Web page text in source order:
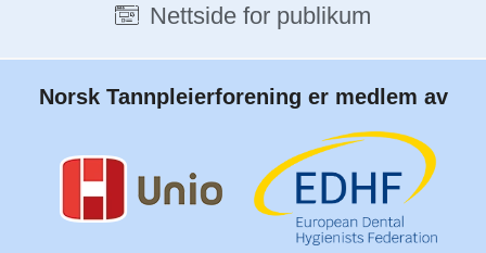
Nettside for publikum
Norsk Tannpleierforening er medlem av